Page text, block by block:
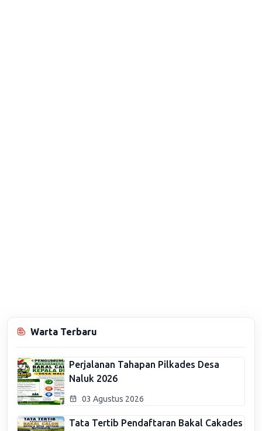
Warta Terbaru
Perjalanan Tahapan Pilkades Desa
Naluk 2026
03 Agustus 2026
Tata Tertib Pendaftaran Bakal Cakades